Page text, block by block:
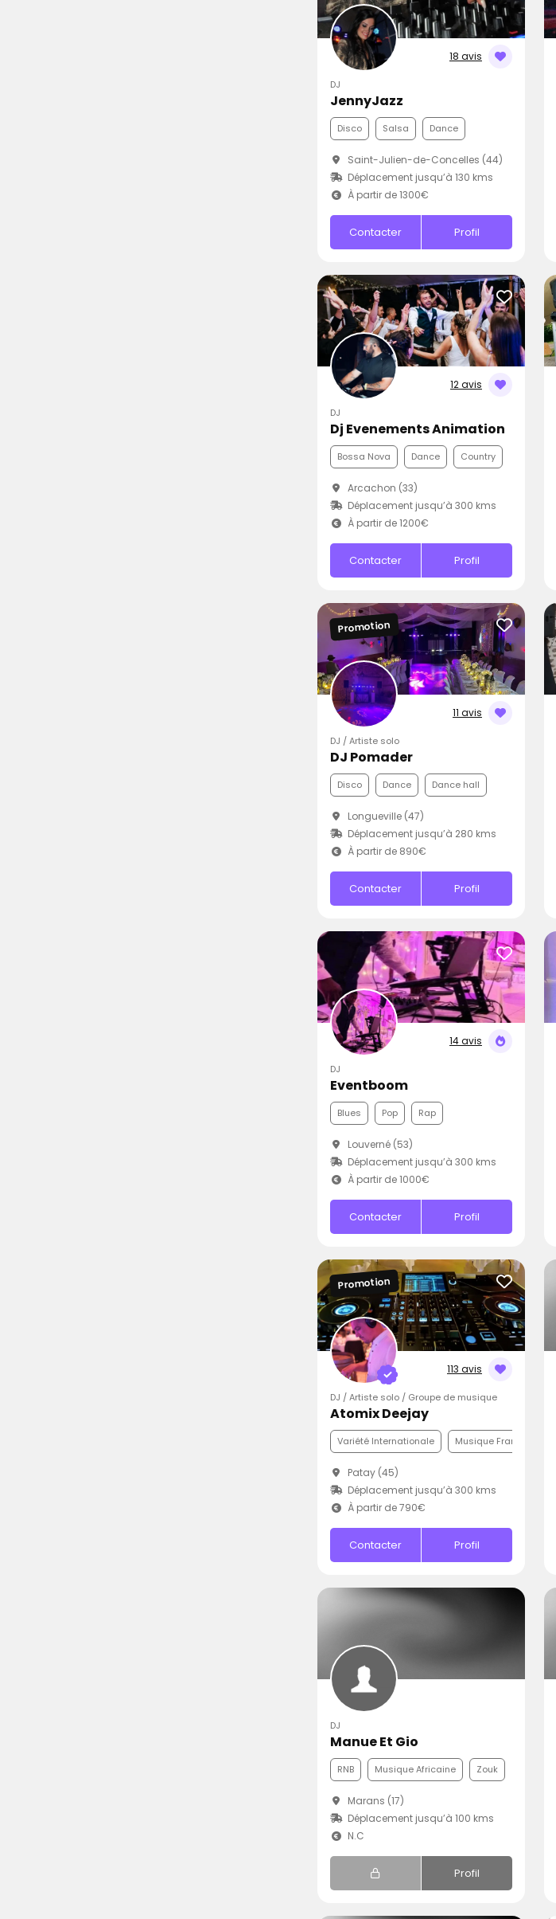
18 avis
DJ
JennyJazz
Disco Salsa Dance
Saint-Julien-de-Concelles (44)
Déplacement jusqu’à 130 kms
À partir de 1300€
Contacter Profil
12 avis
DJ
Dj Evenements Animation
Bossa Nova Dance Country
Arcachon (33)
Déplacement jusqu’à 300 kms
À partir de 1200€
Contacter Profil
11 avis
Promotion
DJ / Artiste solo
DJ Pomader
Disco Dance Dance hall
Longueville (47)
Déplacement jusqu’à 280 kms
À partir de 890€
Contacter Profil
14 avis
DJ
Eventboom
Blues Pop Rap
Louverné (53)
Déplacement jusqu’à 300 kms
À partir de 1000€
Contacter Profil
113 avis
Promotion
DJ / Artiste solo / Groupe de musique
Atomix Deejay
Variété Internationale Musique Française
Patay (45)
Déplacement jusqu’à 300 kms
À partir de 790€
Contacter Profil
DJ
Manue Et Gio
RNB Musique Africaine Zouk
Marans (17)
Déplacement jusqu’à 100 kms
N.C
Profil